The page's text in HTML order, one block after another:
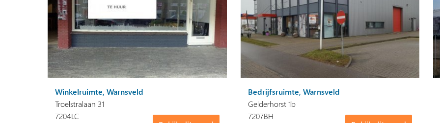
Winkelruimte, Warnsveld
Troelstralaan 31
7204LC
Bedrijfsruimte, Warnsveld
Gelderhorst 1b
7207BH